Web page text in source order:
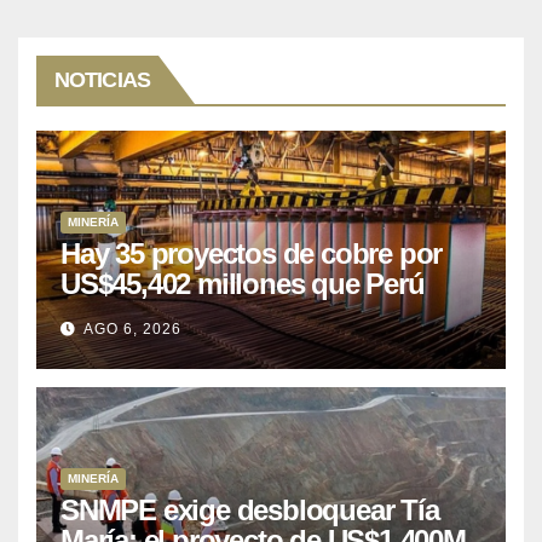
NOTICIAS
MINERÍA
Hay 35 proyectos de cobre por
US$45,402 millones que Perú
puede aprovechar
AGO 6, 2026
MINERÍA
SNMPE exige desbloquear Tía